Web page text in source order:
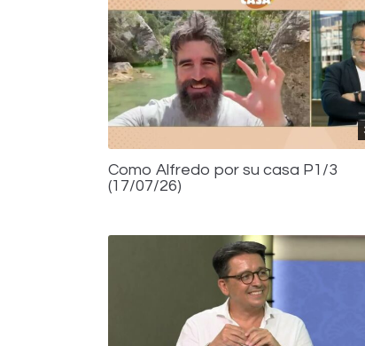
Como Alfredo por su casa P1/3
(17/07/26)